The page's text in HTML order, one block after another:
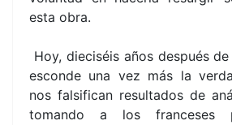
esta obra.
Hoy, dieciséis años después
esconde una vez más la
nos falsifican resultados de
tomando a los franceses